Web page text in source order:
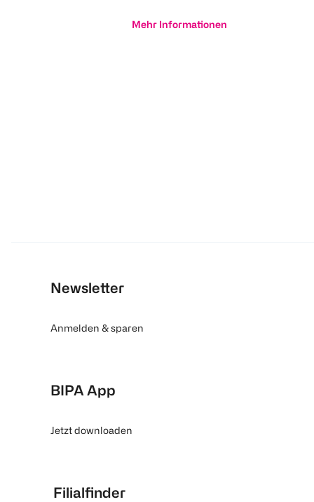
Mehr Informationen
Newsletter
Anmelden & sparen
BIPA App
Jetzt downloaden
Filialfinder